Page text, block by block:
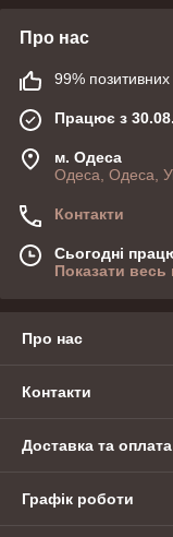
Про нас
99% позитивних
Працює з
м. Одеса
Одеса, Одеса,
Контакти
Сьогодні
Показати весь
Про нас
Контакти
Доставка та оплата
Графік роботи